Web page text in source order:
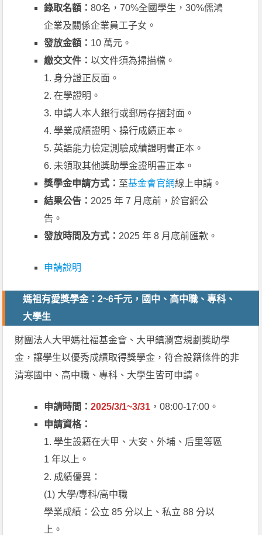
錄取名額：80名，70%全國學生，30%儒鴻
企業及關係企業員工子女。
發放金額： 10 萬元。
繳交文件：以文件須為掃描檔。
1. 身分證正反面。
2. 在學證明。
3. 申請人本人銀行或郵局存摺封面。
4. 學業成績證明、操行成績正本。
5. 英語能力檢定測驗成績證明書正本。
6. 未領取其他獎助學金證明書正本。
獎學金申請方式： 至基金會官網線上申請。
結果公告： 2025 年 7 月底前，於官網公
告。
發放時間及方式： 2025 年 8 月底前匯款。
申請說明
媽祖有愛獎學金：2~6千元，國中、高中職、專科、
大學生
財團法人大甲媽社福基金會、大甲鎮瀾宮規劃獎助學
金，讓學生以優秀成績取得獎學金，符合設籍條件的非
清寒國中、高中職、專科、大學生皆可申請。
申請時間：2025/3/1~3/31 ，08:00-17:00。
申請資格：
1. 學生設籍在大甲、大安、外埔、后里等區
1 年以上。
2. 成績優異：
(1) 大學/專科/高中職
學業成績：公立 85 分以上、私立 88 分以
上。